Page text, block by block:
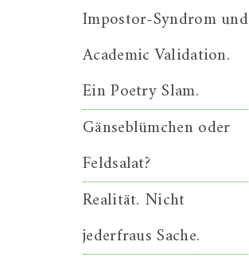
Impostor-Syndrom und
Academic Validation.
Ein Poetry Slam.
Gänseblümchen oder
Feldsalat?
Realität. Nicht
jederfraus Sache.